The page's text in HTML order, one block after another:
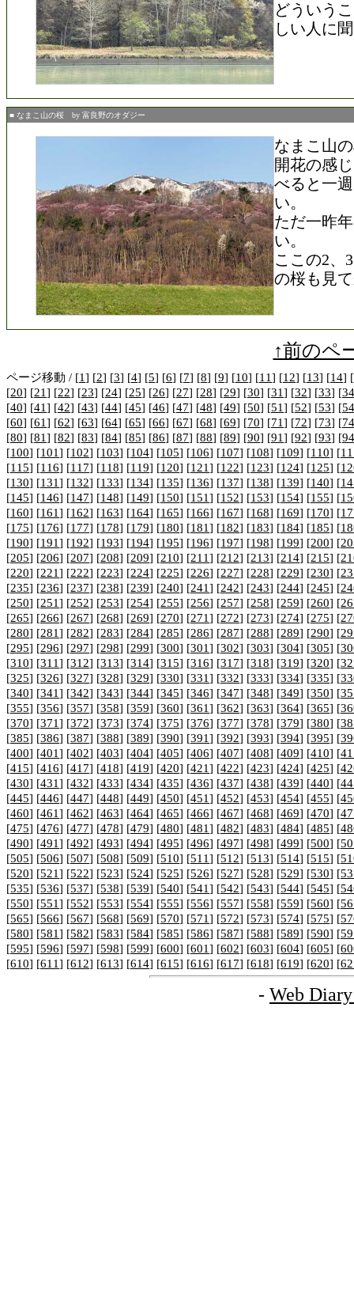
どういう
しい人に
■ なまこ山の桜 by 富良野のオダジー
なまこ山
開花の感
べると一
い。
ただ一昨
い。
ここの2、
の桜も見
↑前のペ
ページ移動 / [1] [2] [3] [4] [5] [6] [7] [8] [9] [10] [11] [12] [13] [14] [
[20] [21] [22] [23] [24] [25] [26] [27] [28] [29] [30] [31] [32] [33] [34
[40] [41] [42] [43] [44] [45] [46] [47] [48] [49] [50] [51] [52] [53] [54
[60] [61] [62] [63] [64] [65] [66] [67] [68] [69] [70] [71] [72] [73] [74
[80] [81] [82] [83] [84] [85] [86] [87] [88] [89] [90] [91] [92] [93] [94
[100] [101] [102] [103] [104] [105] [106] [107] [108] [109] [110] [
[115] [116] [117] [118] [119] [120] [121] [122] [123] [124] [125] [
[130] [131] [132] [133] [134] [135] [136] [137] [138] [139] [140] [
[145] [146] [147] [148] [149] [150] [151] [152] [153] [154] [155] [
[160] [161] [162] [163] [164] [165] [166] [167] [168] [169] [170] [
[175] [176] [177] [178] [179] [180] [181] [182] [183] [184] [185] [
[190] [191] [192] [193] [194] [195] [196] [197] [198] [199] [200] [
[205] [206] [207] [208] [209] [210] [211] [212] [213] [214] [215] [
[220] [221] [222] [223] [224] [225] [226] [227] [228] [229] [230] [
[235] [236] [237] [238] [239] [240] [241] [242] [243] [244] [245] [
[250] [251] [252] [253] [254] [255] [256] [257] [258] [259] [260] [
[265] [266] [267] [268] [269] [270] [271] [272] [273] [274] [275] [
[280] [281] [282] [283] [284] [285] [286] [287] [288] [289] [290] [
[295] [296] [297] [298] [299] [300] [301] [302] [303] [304] [305] [
[310] [311] [312] [313] [314] [315] [316] [317] [318] [319] [320] [
[325] [326] [327] [328] [329] [330] [331] [332] [333] [334] [335] [
[340] [341] [342] [343] [344] [345] [346] [347] [348] [349] [350] [
[355] [356] [357] [358] [359] [360] [361] [362] [363] [364] [365] [
[370] [371] [372] [373] [374] [375] [376] [377] [378] [379] [380] [
[385] [386] [387] [388] [389] [390] [391] [392] [393] [394] [395] [
[400] [401] [402] [403] [404] [405] [406] [407] [408] [409] [410] [
[415] [416] [417] [418] [419] [420] [421] [422] [423] [424] [425] [
[430] [431] [432] [433] [434] [435] [436] [437] [438] [439] [440] [
[445] [446] [447] [448] [449] [450] [451] [452] [453] [454] [455] [
[460] [461] [462] [463] [464] [465] [466] [467] [468] [469] [470] [
[475] [476] [477] [478] [479] [480] [481] [482] [483] [484] [485] [
[490] [491] [492] [493] [494] [495] [496] [497] [498] [499] [500] [
[505] [506] [507] [508] [509] [510] [511] [512] [513] [514] [515] [
[520] [521] [522] [523] [524] [525] [526] [527] [528] [529] [530] [
[535] [536] [537] [538] [539] [540] [541] [542] [543] [544] [545] [
[550] [551] [552] [553] [554] [555] [556] [557] [558] [559] [560] [
[565] [566] [567] [568] [569] [570] [571] [572] [573] [574] [575] [
[580] [581] [582] [583] [584] [585] [586] [587] [588] [589] [590] [
[595] [596] [597] [598] [599] [600] [601] [602] [603] [604] [605] [
[610] [611] [612] [613] [614] [615] [616] [617] [618] [619] [620] [
- Web